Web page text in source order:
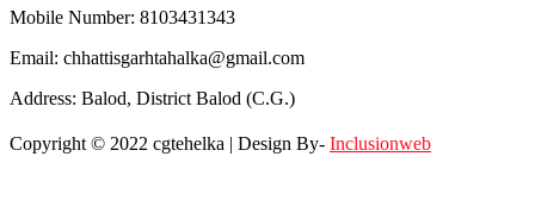
Mobile Number: 8103431343
Email: chhattisgarhtahalka@gmail.com
Address: Balod, District Balod (C.G.)
Copyright © 2022 cgtehelka | Design By- Inclusionweb